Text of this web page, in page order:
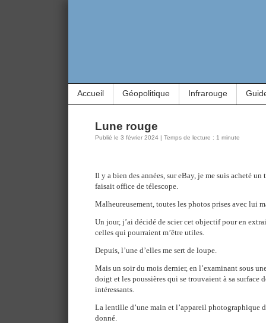
Accueil Géopolitique Infrarouge
Lune rouge
Publié le 3 février 2024 | Temps de lecture : 1 minute
Il y a bien des années, sur eBay, je me suis acheté
faisait office de télescope.
Malheureusement, toutes les photos prises avec lui
Un jour, j’ai décidé de scier cet objectif pour en
celles qui pourraient m’être utiles.
Depuis, l’une d’elles me sert de loupe.
Mais un soir du mois dernier, en l’examinant sous
doigt et les poussières qui se trouvaient à sa surface
intéressants.
La lentille d’une main et l’appareil photographique
donné.